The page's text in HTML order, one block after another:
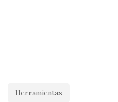
Herramientas